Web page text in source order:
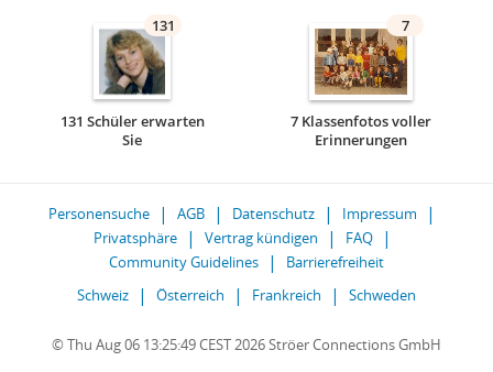
131
131 Schüler erwarten
Sie
7
7 Klassenfotos voller
Erinnerungen
Personensuche AGB Datenschutz
Impressum
Privatsphäre
Vertrag kündigen
FAQ
Community Guidelines
Barrierefreiheit
Schweiz
Österreich Frankreich Schweden
© Thu Aug 06 13:25:49 CEST 2026 Ströer Connections GmbH